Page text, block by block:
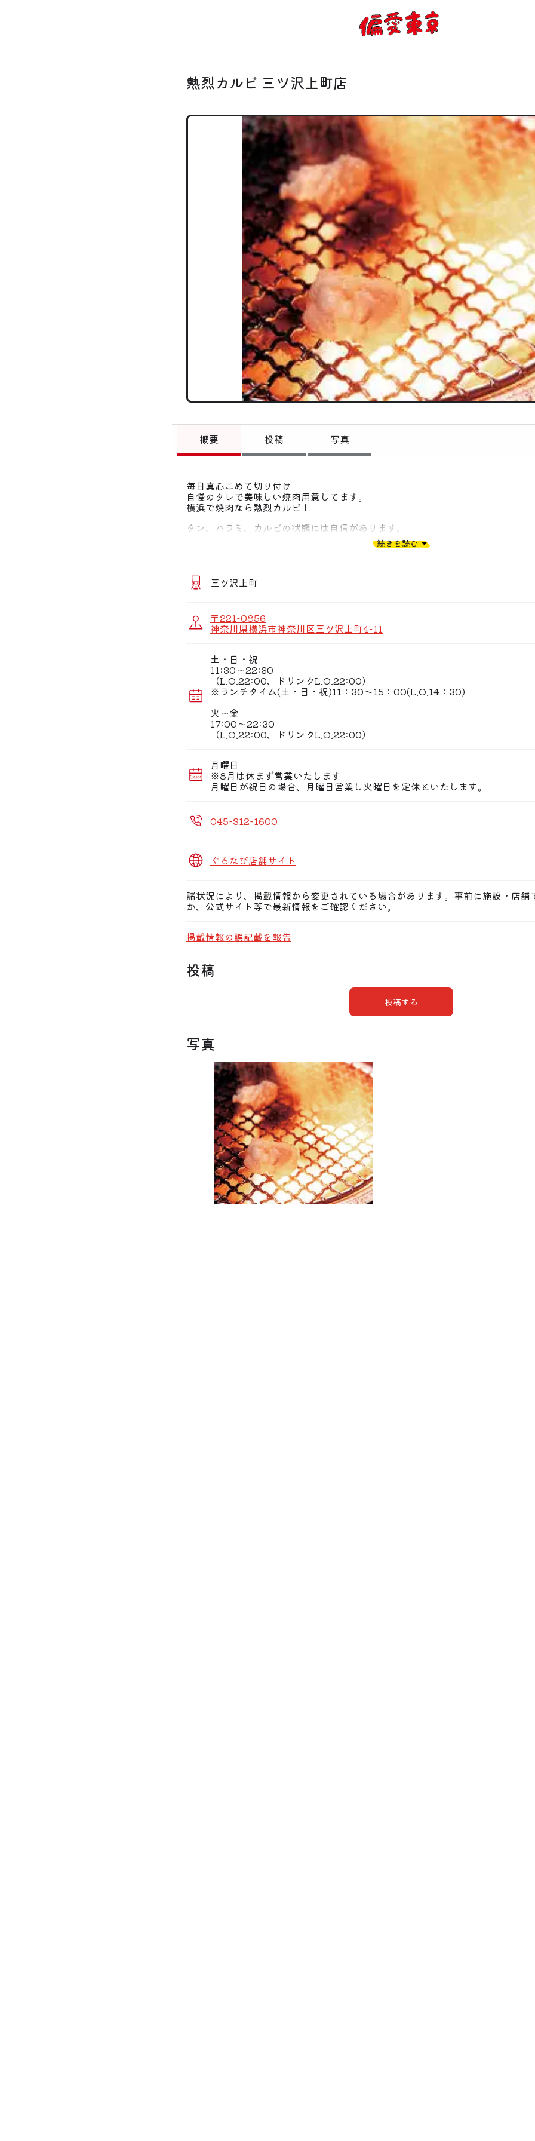
ログイン
会員登録
お知らせ
トップ
偏愛コミュニティ
投稿
偏愛記事
偏愛人
偏愛スポット
熱烈カルビ 三ツ沢上町店
概要 投稿 写真
毎日真心こめて切り付け
自慢のタレで美味しい焼肉用意してます。
横浜で焼肉なら熱烈カルビ！
タン、ハラミ、カルビの状態には自信があります。
タレはご飯によく合うお子様にも好評の味付け。
手作りのサイドメニューも豊富に取り揃えております！
アクセスも便利！
様々なシーンでご利用いただけます。
お子様向けの設備も充実しています。
続きを読む
三ツ沢上町
〒221-0856
神奈川県横浜市神奈川区三ツ沢上町4-11
土・日・祝
11:30〜22:30
（L.O.22:00、ドリンクL.O.22:00）
※ランチタイム(土・日・祝)11：30〜15：00(L.O.14：30)
火〜金
17:00〜22:30
（L.O.22:00、ドリンクL.O.22:00）
月曜日
※8月は休まず営業いたします
月曜日が祝日の場合、月曜日営業し火曜日を定休といたします。
045-312-1600
ぐるなび店舗サイト
諸状況により、掲載情報から変更されている場合があります。事前に施設・店舗
か、公式サイト等で最新情報をご確認ください。
掲載情報の誤記載を報告
投稿
投稿する
写真